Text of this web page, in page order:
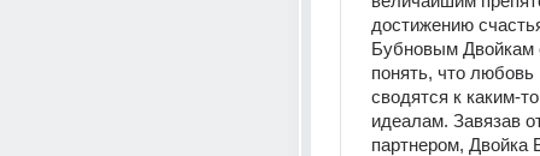
достижению
Бубновым Двойкам
понять, что любовь
сводятся к каким-
идеалам. Завязав
партнером, Двойка